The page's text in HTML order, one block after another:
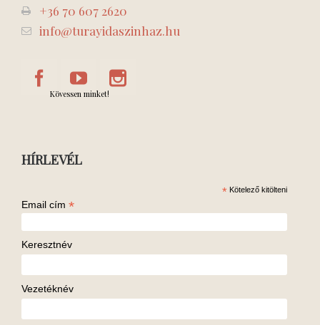
+36 70 607 2620
info@turayidaszinhaz.hu
Kövessen minket!
HÍRLEVÉL
* Kötelező kitölteni
Email cím *
Keresztnév
Vezetéknév